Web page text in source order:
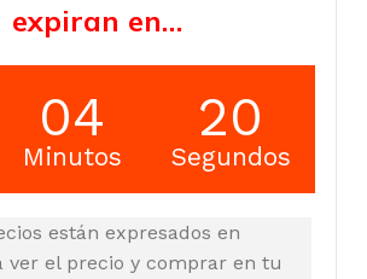
expiran en…
04
Minutos
19
Segundos
están expresados en
ver el precio y comprar en tu